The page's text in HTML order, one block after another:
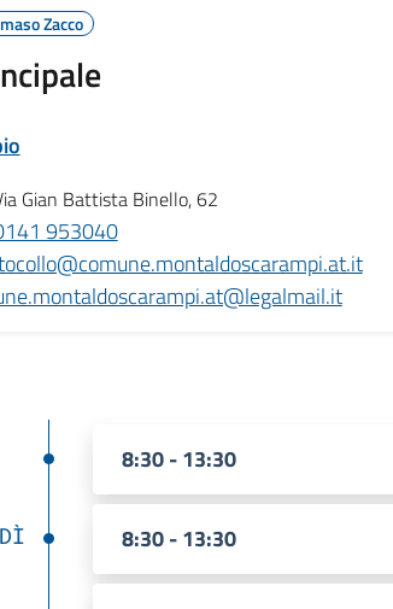
Zacco
Gian Battista Binello, 62
953040
8:30 - 13:30
8:30 - 13:30